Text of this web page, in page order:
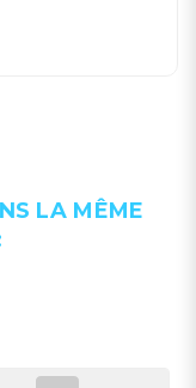
LA MÊME